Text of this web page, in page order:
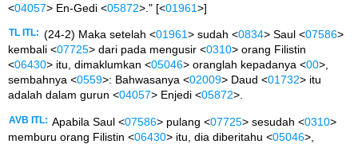
<04057> En-Gedi <05872>." [<01961>]
TL ITL: (24-2) Maka setelah <01961> sudah <0834> Saul <07586>
kembali <07725> dari pada mengusir <0310> orang Filistin
<06430> itu, dimaklumkan <05046> oranglah kepadanya <00>,
sembahnya <0559>: Bahwasanya <02009> Daud <01732> itu
adalah dalam gurun <04057> Enjedi <05872>.
AVB ITL: Apabila Saul <07586> pulang <07725> sesudah <0310>
memburu orang Filistin <06430> itu, dia diberitahu <05046>,